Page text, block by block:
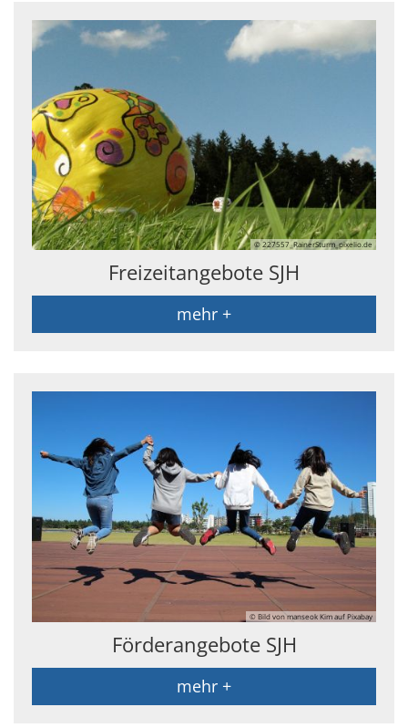
© 227557_RainerSturm_pixelio.de
Freizeitangebote SJH
mehr +
© Bild von manseok Kim auf Pixabay
Förderangebote SJH
mehr +